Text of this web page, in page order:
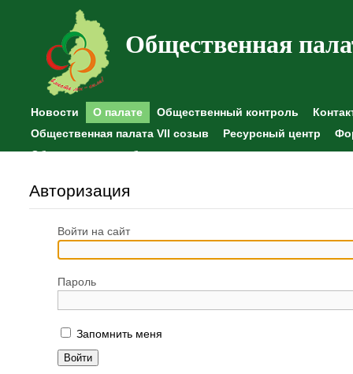
Общественная
Новости О палате Общественный контроль
Общественная палата VII созыв
Ресурсный центр
Общественные наблюдения
Авторизация
Войти на сайт
Пароль
Запомнить меня